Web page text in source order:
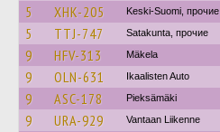
5 XHK-205 Keski-Suomi, прочие
5 TTJ-747 Satakunta, прочие
9 HFV-313 Mäkela
9 OLN-631 Ikaalisten Auto
9 ASC-178 Pieksämäki
9 URA-929 Vantaan Liikenne